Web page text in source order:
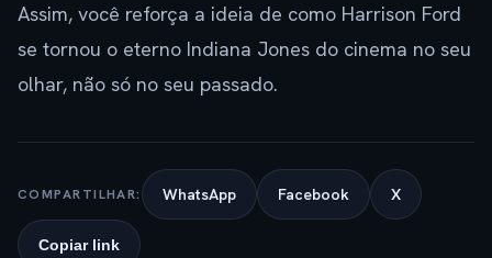
Assim, você reforça a ideia de como Harrison Ford
se tornou o eterno Indiana Jones do cinema no seu
olhar, não só no seu passado.
COMPARTILHAR: WhatsApp Facebook X
Copiar link